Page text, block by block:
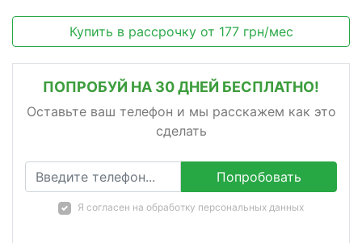
Купить в рассрочку от 177 грн/мес
ПОПРОБУЙ НА 30 ДНЕЙ БЕСПЛАТНО!
Оставьте ваш телефон и мы расскажем как это
сделать
Попробовать
Я согласен на обработку персональных данных